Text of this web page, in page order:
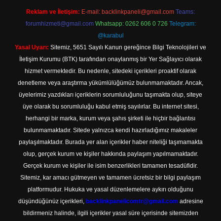
Reklam ve İletişim: E-mail: backlinkpaneli@gmail.com Teams:
forumhizmeti@gmail.com Whatsapp: 0262 606 0 726 Telegram:
@karabul
Yasal Uyarı: Sitemiz, 5651 Sayılı Kanun gereğince Bilgi Teknolojileri ve
İletişim Kurumu (BTK) tarafından onaylanmış bir Yer Sağlayıcı olarak
hizmet vermektedir. Bu nedenle, sitedeki içerikleri proaktif olarak
denetleme veya araştırma yükümlülüğümüz bulunmamaktadır. Ancak,
üyelerimiz yazdıkları içeriklerin sorumluluğunu taşımakta olup, siteye
üye olarak bu sorumluluğu kabul etmiş sayılırlar. Bu internet sitesi,
herhangi bir marka, kurum veya şahıs şirketi ile hiçbir bağlantısı
bulunmamaktadır. Sitede yalnızca kendi hazırladığımız makaleler
paylaşılmaktadır. Burada yer alan içerikler haber niteliği taşımamakta
olup, gerçek kurum ve kişiler hakkında paylaşım yapılmamaktadır.
Gerçek kurum ve kişiler ile isim benzerlikleri tamamen tesadüfidir.
Sitemiz, kar amacı gütmeyen ve tamamen ücretsiz bir bilgi paylaşım
platformudur. Hukuka ve yasal düzenlemelere aykırı olduğunu
düşündüğünüz içerikleri, backlinkpanelicomtr@gmail.com adresine
bildirmeniz halinde, ilgili içerikler yasal süre içerisinde sitemizden